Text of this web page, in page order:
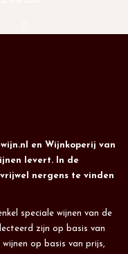
en Wijnkoperij van
levert. In de
nergens te vinden
speciale wijnen van de
zijn op basis van
op basis van prijs,